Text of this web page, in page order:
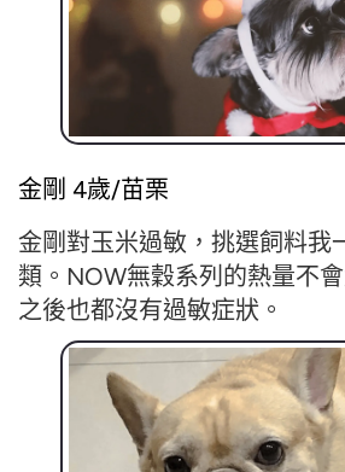
金剛 4歲/苗栗
金剛對玉米過敏，挑選飼料我
類。NOW無穀系列的熱量不
之後也都沒有過敏症狀。